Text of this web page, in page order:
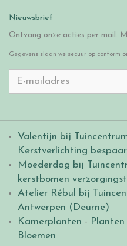
Nieuwsbrief
Ontvang onze acties per mail.
Gegevens slaan we secuur op conform
Valentijn bij
Kerstverlichting
Moederdag bij
kerstbomen
Atelier Rébul bij
Antwerpen (Deurne)
Kamerplanten - Planten
Bloemen